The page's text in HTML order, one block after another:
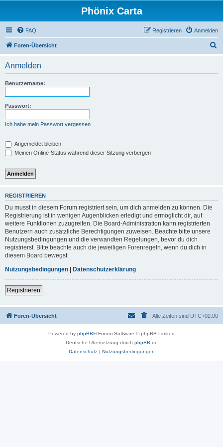
Phönix Carta
FAQ Anmelden
Registrieren
Foren-Übersicht
Anmelden
Benutzername:
Passwort:
Ich habe mein Passwort vergessen
Angemeldet bleiben
Meinen Online-Status während dieser Sitzung verbergen
REGISTRIEREN
Du musst in diesem Forum registriert sein, um dich anmelden zu können. Die
Registrierung ist in wenigen Augenblicken erledigt und ermöglicht dir, auf
weitere Funktionen zuzugreifen. Die Board-Administration kann registrierten
Benutzern auch zusätzliche Berechtigungen zuweisen. Beachte bitte unsere
Nutzungsbedingungen und die verwandten Regelungen, bevor du dich
registrierst. Bitte beachte auch die jeweiligen Forenregeln, wenn du dich in
diesem Board bewegst.
Nutzungsbedingungen | Datenschutzerklärung
Registrieren
Foren-Übersicht Alle Zeiten sind UTC+02:00
Powered by phpBB® Forum Software © phpBB Limited
Deutsche Übersetzung durch phpBB.de
Datenschutz| Nutzungsbedingungen